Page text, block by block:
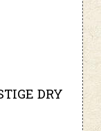
DRY